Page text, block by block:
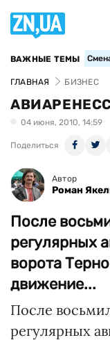
ВАЖНЫЕ ТЕМЫ
ГЛАВНАЯ БИЗНЕС
04 июня, 2010, 14:59
Поделиться
Автор
Роман
После
регулярных
ворота
движение...
После
регулярных